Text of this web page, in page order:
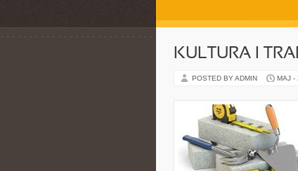
KULTURA I
POSTED BY ADMIN MAJ -